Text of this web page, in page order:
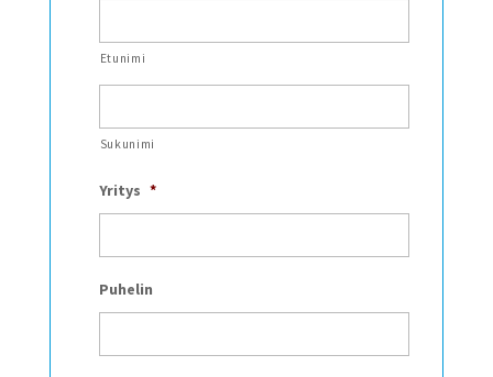
Etunimi
Sukunimi
Yritys *
Puhelin